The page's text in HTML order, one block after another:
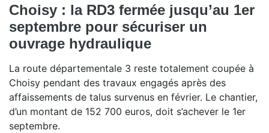
Choisy : la RD3 fermée jusqu’au 1er
septembre pour sécuriser un
ouvrage hydraulique
La route départementale 3 reste totalement coupée à
Choisy pendant des travaux engagés après des
affaissements de talus survenus en février. Le chantier,
d’un montant de 152 700 euros, doit s’achever le 1er
septembre.